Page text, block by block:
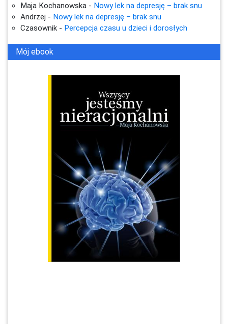
Maja Kochanowska - Nowy lek na depresję – brak snu
Andrzej - Nowy lek na depresję – brak snu
Czasownik - Percepcja czasu u dzieci i dorosłych
Mój ebook